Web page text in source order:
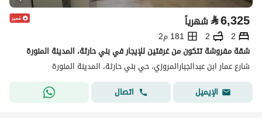
⃁6,325 شهرياً
2
2
181 م2
شقة مفروشة تتكون من غرفتين للإيجار في بني حارثة، المدينة المنورة
شارع عمار ابن عبدالجبارالمروزي، حي بني حارثة، المدينة المنورة
الإيميل
اتصال